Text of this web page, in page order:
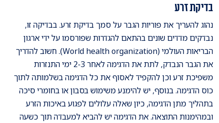
בדיקת זרע
נהוג להעריך את פוריות הגבר על סמך בדיקת זרע. בבדיקה זו,
נבדקים מדדים שונים בהתאם להגדרות שפורסמו על ידי ארגון
הבריאות העולמי (World health organization). חשוב להדריך
את הגבר הנבדק, לתת את הדגימה לאחר 2-3 ימי התנזרות
משפיכת זרע וכן להקפיד לאסוף את כל הדגימה בשלמותה לתוך
כוס הדגימה. בנוסף, יש להימנע משימוש בסבון או בחומרי סיכה
בתהליך מתן הדגימה, כיון שאלה עלולים לפגוע באיכות הזרע
ובמהימנות התוצאה. את הדגימה יש להביא למעבדה תוך כשעה